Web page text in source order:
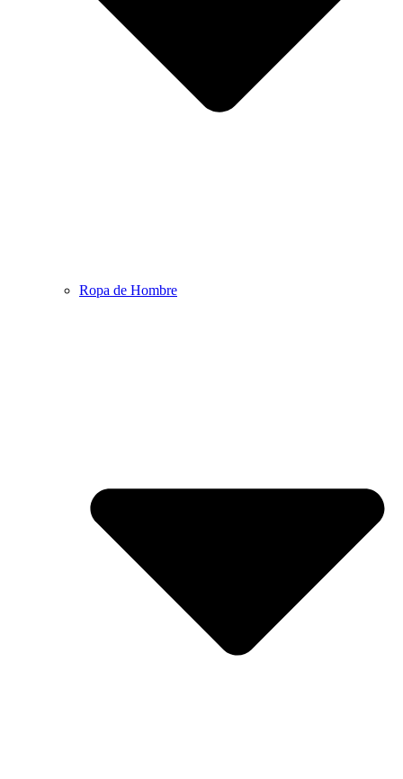
Ropa de Hombre